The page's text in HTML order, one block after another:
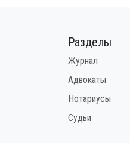
Разделы
Журнал
Адвокаты
Нотариусы
Судьи